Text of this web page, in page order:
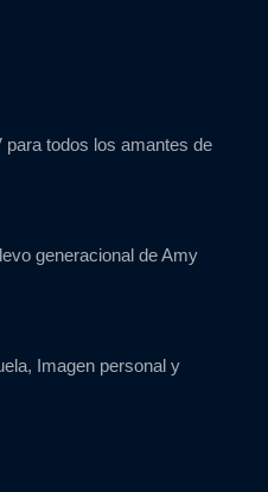
para todos los amantes de
generacional de Amy
Imagen personal y